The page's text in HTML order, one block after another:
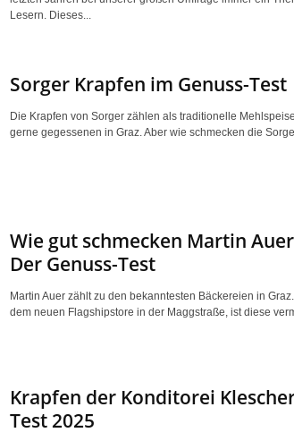
Lesern. Dieses...
Sorger Krapfen im Genuss-Test
Die Krapfen von Sorger zählen als traditionelle
gerne gegessenen in Graz. Aber wie schmecken die
Wie gut schmecken Martin
Der Genuss-Test
Martin Auer zählt zu den bekanntesten Bäckereien in
dem neuen Flagshipstore in der Maggstraße, ist diese
Krapfen der Konditorei
Test 2025